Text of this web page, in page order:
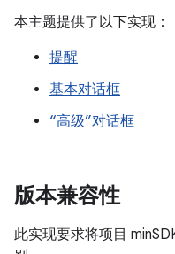
本主题提供了以下实现：
提醒
基本对话框
“高级”对话框
版本兼容性
此实现要求将项目